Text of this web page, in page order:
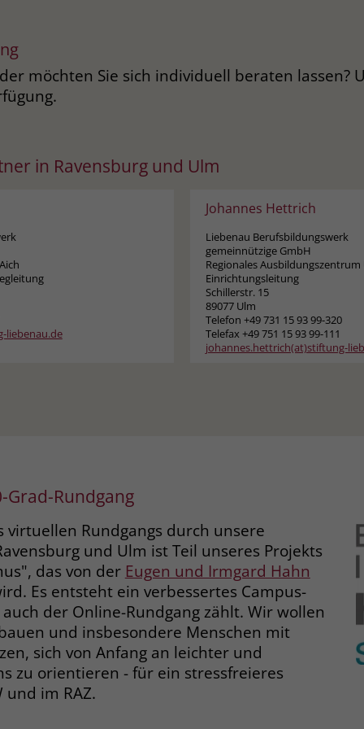
möchten Sie sich individuell beraten lassen?
in Ravensburg und Ulm
liebenau.de
Johannes Hettrich
Liebenau Berufsbildungswerk
gemeinnützige GmbH
Regionales Ausbildungszentrum
Einrichtungsleitung
Schillerstr. 15
89077 Ulm
Telefon +49 731 15 93 99-320
Telefax +49 751 15 93 99-111
johannes.hettrich(at)stiftung-
Rundgang
virtuellen Rundgangs durch unsere
und Ulm ist Teil unseres Projekts
das von der Eugen und Irmgard Hahn
Es entsteht ein verbessertes Campus-
der Online-Rundgang zählt. Wir wollen
und insbesondere Menschen mit
sich von Anfang an leichter und
zu orientieren - für ein stressfreieres
und im RAZ.